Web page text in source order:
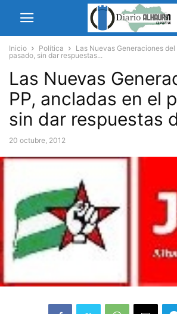
Inicio Política
Las Nuevas Generaciones
pasado, sin dar respuestas...
Las Nuevas
PP, ancladas en el
sin dar respuestas
20 octubre, 2012